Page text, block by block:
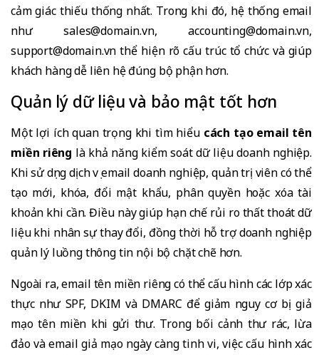
cảm giác thiếu thống nhất. Trong khi đó, hệ thống email
như sales@domain.vn, accounting@domain.vn,
support@domain.vn thể hiện rõ cấu trúc tổ chức và giúp
khách hàng dễ liên hệ đúng bộ phận hơn.
Quản lý dữ liệu và bảo mật tốt hơn
Một lợi ích quan trọng khi tìm hiểu cách tạo email tên
miền riêng là khả năng kiểm soát dữ liệu doanh nghiệp.
Khi sử dụng dịch vụ email doanh nghiệp, quản trị viên có thể
tạo mới, khóa, đổi mật khẩu, phân quyền hoặc xóa tài
khoản khi cần. Điều này giúp hạn chế rủi ro thất thoát dữ
liệu khi nhân sự thay đổi, đồng thời hỗ trợ doanh nghiệp
quản lý luồng thông tin nội bộ chặt chẽ hơn.
Ngoài ra, email tên miền riêng có thể cấu hình các lớp xác
thực như SPF, DKIM và DMARC để giảm nguy cơ bị giả
mạo tên miền khi gửi thư. Trong bối cảnh thư rác, lừa
đảo và email giả mạo ngày càng tinh vi, việc cấu hình xác